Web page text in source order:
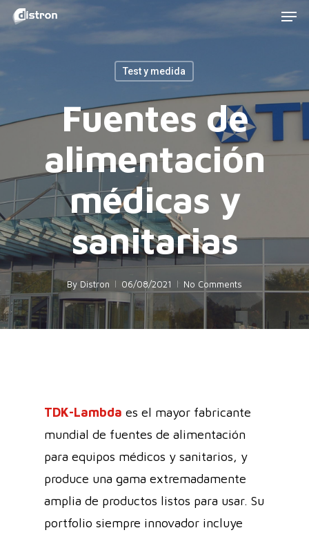
Skip
to
content
Test y medida
Fuentes de
alimentación
médicas y
sanitarias
By Distron 06/08/2021 No Comments
TDK-Lambda es el mayor fabricante
mundial de fuentes de alimentación
para equipos médicos y sanitarios, y
produce una gama extremadamente
amplia de productos listos para usar. Su
portfolio siempre innovador incluye